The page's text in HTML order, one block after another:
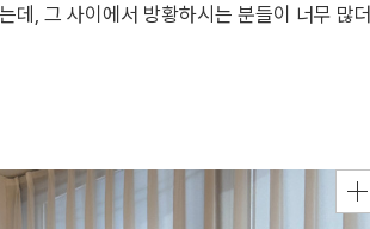
데, 그 사이에서 방황하시는 분들이 너무 많더